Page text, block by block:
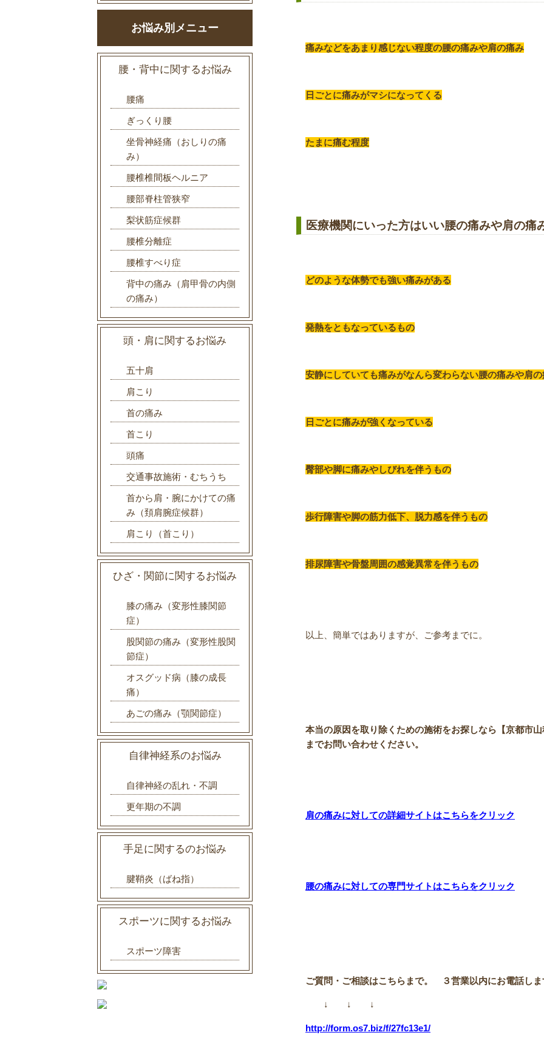
痛みなどをあまり感じない程度の腰の痛みや肩の痛み
日ごとに痛みがマシになってくる
たまに痛む程度
医療機関にいった方はいい腰の痛みや肩の痛
どのような体勢でも強い痛みがある
発熱をともなっているもの
安静にしていても痛みがなんら変わらない腰の痛みや肩
日ごとに痛みが強くなっている
臀部や脚に痛みやしびれを伴うもの
歩行障害や脚の筋力低下、脱力感を伴うもの
排尿障害や骨盤周囲の感覚異常を伴うもの
以上、簡単ではありますが、ご参考までに。
本当の原因を取り除くための施術をお探しなら【京都市
までお問い合わせください。
肩の痛みに対しての詳細サイトはこちらをクリック
腰の痛みに対しての専門サイトはこちらをクリック
ご質問・ご相談はこちらまで。 ３営業以内にお電話しま
↓ ↓ ↓
http://form.os7.biz/f/27fc13e1/
お悩み別メニュー
腰・背中に関するお悩み
腰痛
ぎっくり腰
坐骨神経痛（おしりの痛
み）
腰椎椎間板ヘルニア
腰部脊柱管狭窄
梨状筋症候群
腰椎分離症
腰椎すべり症
背中の痛み（肩甲骨の内側
の痛み）
頭・肩に関するお悩み
五十肩
肩こり
首の痛み
首こり
頭痛
交通事故施術・むちうち
首から肩・腕にかけての痛
み（頚肩腕症候群）
肩こり（首こり）
ひざ・関節に関するお悩み
膝の痛み（変形性膝関節
症）
股関節の痛み（変形性股関
節症）
オスグッド病（膝の成長
痛）
あごの痛み（顎関節症）
自律神経系のお悩み
自律神経の乱れ・不調
更年期の不調
手足に関するのお悩み
腱鞘炎（ばね指）
スポーツに関するお悩み
スポーツ障害